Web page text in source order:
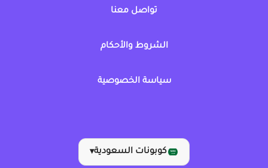
تواصل معنا
الشروط والأحكام
سياسة الخصوصية
كوبونات السعودية▾